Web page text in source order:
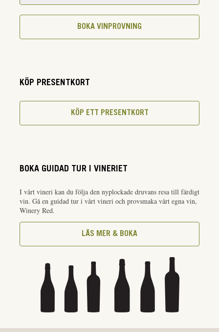
BOKA VINPROVNING
KÖP PRESENTKORT
KÖP ETT PRESENTKORT
BOKA GUIDAD TUR I VINERIET
I vårt vineri kan du följa den nyplockade druvans resa till färdigt
vin. Gå en guidad tur i vårt vineri och provsmaka vårt egna vin,
Winery Red.
LÄS MER & BOKA